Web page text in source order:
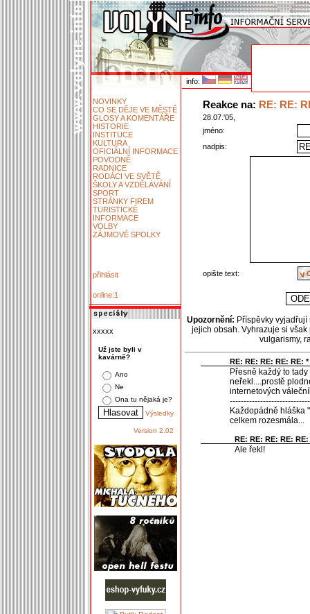
info:
NOVINKY
CO SE DĚJE VE MĚSTĚ
GLOSY A KOMENTÁŘE
HISTORIE
INSTITUCE
KULTURA
OFICIÁLNÍ INFORMACE
POVODNĚ
RADNICE
RODÁCI VE SVĚTĚ
ŠKOLY A VZDĚLÁVÁNÍ
SPORT
STRÁNKY FIREM
TURISTICKÉ
INFORMACE
VOLBY
ZÁJMOVÉ SPOLKY
přihlásit
online:1
xxxxx
Už jste byli v
kavárně?
Ano
Ne
Ona tu nějaká je?
Výsledky
Version 2.02
Reakce na: RE: RE:
28.07.'05,
jméno:
nadpis:
opište text:
Upozornění: Příspěvky
jejich obsah. Vyhrazuje si
vulgarismy,
RE: RE: RE: RE: RE: *
Přesně každý to
neřekl....prostě
internetových
Každopádně hláška
celkem rozesmála...
RE: RE: RE: RE:
Ale řekl!